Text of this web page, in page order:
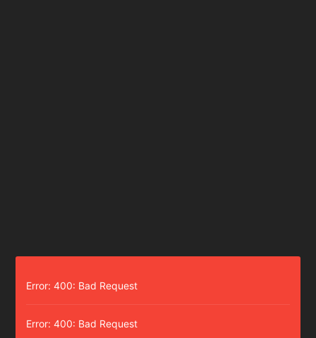
Error: 400: Bad Request
Error: 400: Bad Request